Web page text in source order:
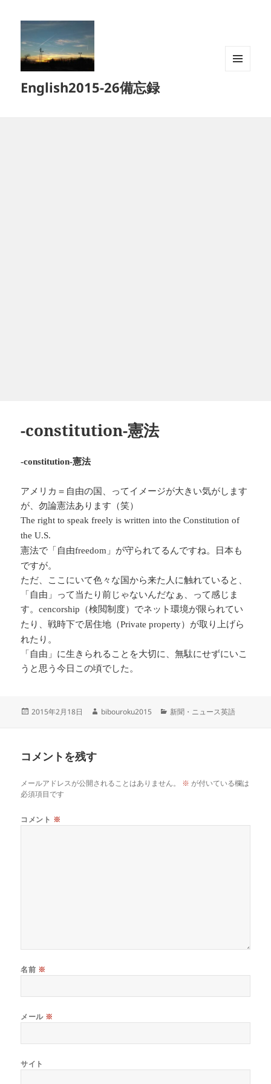
English2015-26備忘録
-constitution-憲法
-constitution-憲法
アメリカ＝自由の国、ってイメージが大きい気がします
が、勿論憲法あります（笑）
The right to speak freely is written into the Constitution of
the U.S.
憲法で「自由freedom 」が守られてるんですね。日本も
ですが。
ただ、ここにいて色々な国から来た人に触れていると、
「自由」って当たり前じゃないんだなぁ、って感じま
す。cencorship
（検閲制度）でネット環境が限られてい
たり、戦時下で居住地（Private property）が取り上げら
れたり。
「自由」に生きられることを大切に、無駄にせずにいこ
うと思う今日この頃でした。
投
2015年2月18日
作
bibouroku2015
カ
新聞・ニュース英語
コメントを残す
メールアドレスが公開されることはありません。 ※ が付いている欄は
必須項目です
コメント ※
名前 ※
メール ※
サイト